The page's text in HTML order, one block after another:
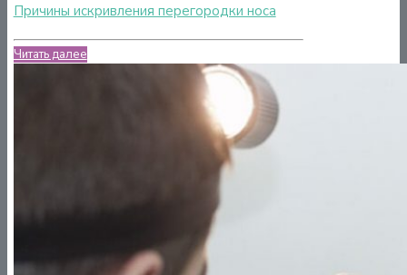
Причины искривления перегородки носа
Читать далее